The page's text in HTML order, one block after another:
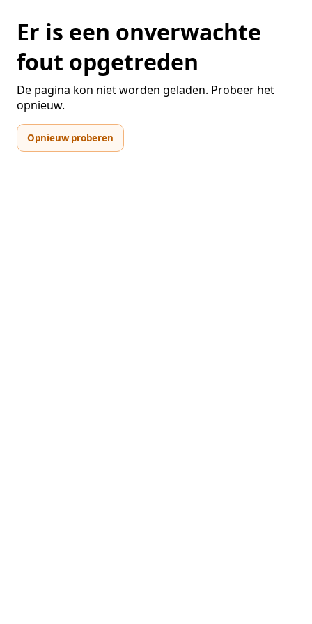
Er is een onverwachte
fout opgetreden
De pagina kon niet worden geladen. Probeer het
opnieuw.
Opnieuw proberen